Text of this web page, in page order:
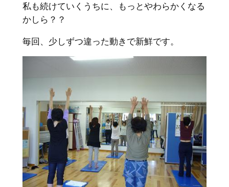
私も続けていくうちに、もっとやわらかくなる
かしら？？
毎回、少しずつ違った動きで新鮮です。